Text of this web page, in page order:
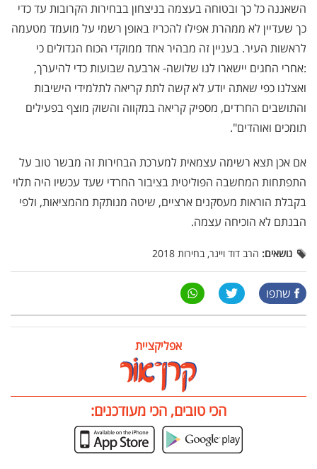
השאננה כל כך ובטוחה בעצמה בניצחון בבחירות הקרובות עד כדי
כך שעדיין לא ממהרת אפילו להכריז באופן רשמי על מועמד מטעמה
לראשות העיר. בעניין זה מבהיר אחד ממוקדי הכוח הגדולים כי
:אחרי החגים יישארו לנו שלושה- ארבעה שבועות כדי להיערך,
ואצלנו כפי שאתה יודע לא קשה לתת קריאה לתלמידי הישיבות
והתושבים החרדים, מספיק קריאה במקווה והשוק מוצף בפעילים
תומכים ואוהדים".
אם אכן תצא רשימה עצמאית למערכת הבחירות זה מבשר טוב על
התפתחות המחשבה הפוליטית בציבור החרדי שעד עכשיו היה תלוי
בקבלת הוראות מעסקנים ארציים, שיטה מנותקת מהמציאות, ולפי
הבנתם לא הוכיחה עצמה.
נושאים: הרב דוד ויינר, בחירות 2018
שתפו
אפליקציית
הכי טובים, הכי מעודכנים: